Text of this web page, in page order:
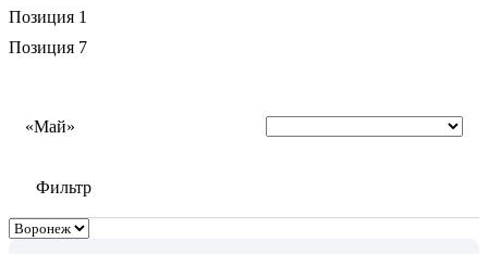
Позиция 1
Позиция 7
«Май»
Фильтр